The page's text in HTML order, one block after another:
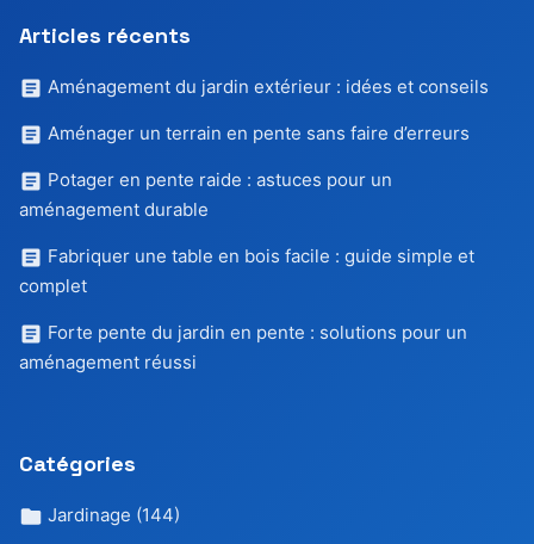
Articles récents
Aménagement du jardin extérieur : idées et conseils
Aménager un terrain en pente sans faire d’erreurs
Potager en pente raide : astuces pour un
aménagement durable
Fabriquer une table en bois facile : guide simple et
complet
Forte pente du jardin en pente : solutions pour un
aménagement réussi
Catégories
Jardinage (144)